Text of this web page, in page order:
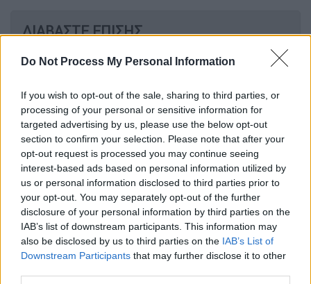
Do Not Process My Personal Information
If you wish to opt-out of the sale, sharing to third parties, or
processing of your personal or sensitive information for
targeted advertising by us, please use the below opt-out
section to confirm your selection. Please note that after your
opt-out request is processed you may continue seeing
interest-based ads based on personal information utilized by
us or personal information disclosed to third parties prior to
your opt-out. You may separately opt-out of the further
disclosure of your personal information by third parties on the
IAB’s list of downstream participants. This information may
also be disclosed by us to third parties on the IAB’s List of
Downstream Participants that may further disclose it to other
ΔΙΑΒΑΣΤΕ ΕΠΙΣΗΣ
Αθλητισμός|10.05.2026 21:34
πρωταθλήτρια Ελλάδας για το 2026!
Η Ένωση επικράτησε με μεγάλη ανατροπή
του Παναθηναϊκού και «σφράγισε» την
επιστροφή της στην κορυφή του ελληνικού
ποδοσφαίρου, με τον κόσμο της ομάδας να
δημιουργεί εκρηκτική ατμόσφαιρα τόσο
κατά τη διάρκεια του αγώνα όσο και μετά τη
λήξη.